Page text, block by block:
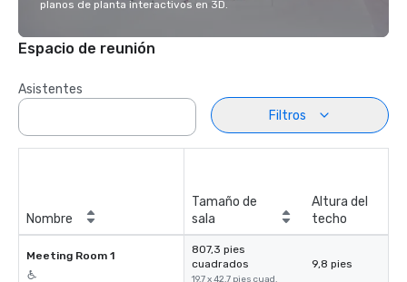
planos de planta interactivos en 3D.
Espacio de reunión
Asistentes
Filtros
Nombre
Tamaño de
sala
Altura del
techo
Meeting Room 1
807,3 pies
cuadrados
19,7 x 42,7 pies cuad.
9,8 pies